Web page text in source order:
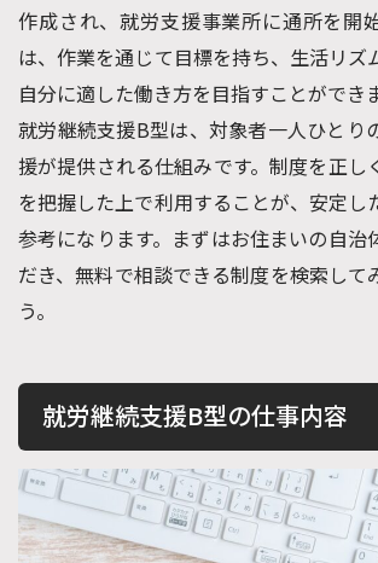
作成され、就労支援事業所に通所を開
は、作業を通じて目標を持ち、生活リズ
自分に適した働き方を目指すことができま
就労継続支援B型は、対象者一人ひとり
援が提供される仕組みです。制度を正し
を把握した上で利用することが、安定し
参考になります。まずはお住まいの自治
だき、無料で相談できる制度を検索して
う。
就労継続支援B型の仕事内容